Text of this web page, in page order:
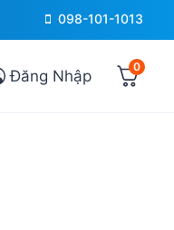
098-101-1013
Đăng Nhập 0